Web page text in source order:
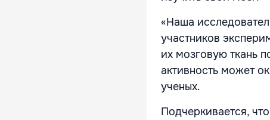
«Наша
участников
их мозговую ткань
активность может
ученых.
Подчеркивается,